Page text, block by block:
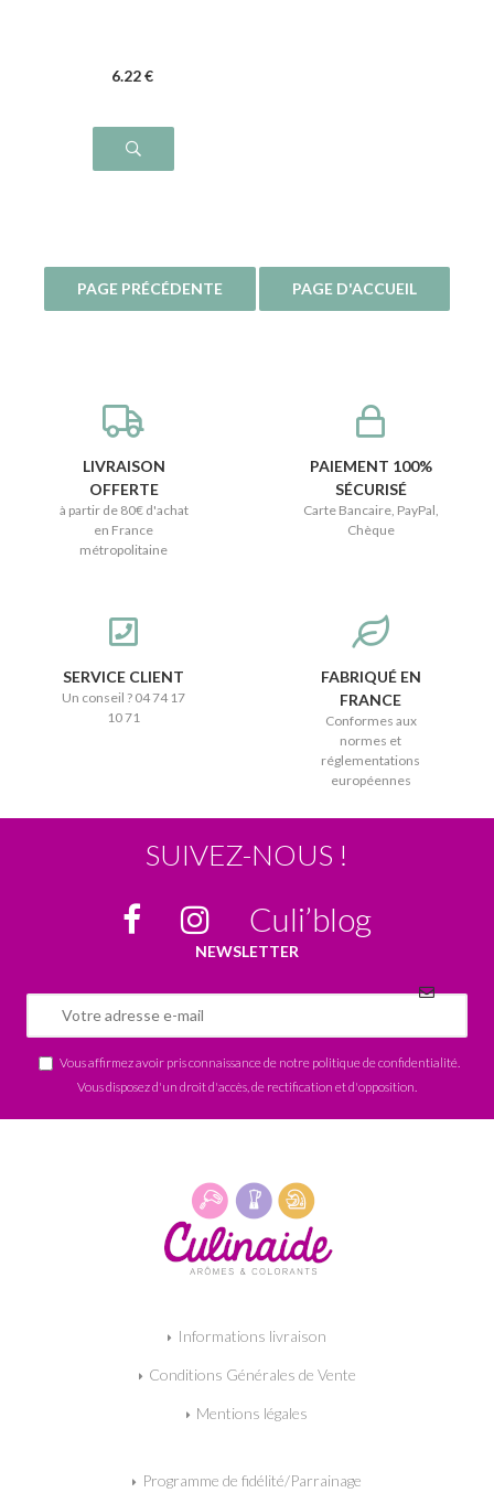
6.22 €
LIVRAISON
OFFERTE
à partir de 80€ d'achat
en France
métropolitaine
PAIEMENT 100%
SÉCURISÉ
Carte Bancaire, PayPal,
Chèque
SERVICE CLIENT
Un conseil ? 04 74 17
10 71
FABRIQUÉ EN
FRANCE
Conformes aux
normes et
réglementations
européennes
SUIVEZ-NOUS !
Culi’blog
NEWSLETTER
Vous affirmez avoir pris connaissance de notre politique de confidentialité
Vous disposez d'un droit d'accès, de rectification et d'opposition.
Informations livraison
Conditions Générales de Vente
Mentions légales
Programme de fidélité/Parrainage